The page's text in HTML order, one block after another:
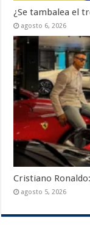
¿Se tambalea el
agosto 6, 2026
Cristiano
agosto 5, 2026